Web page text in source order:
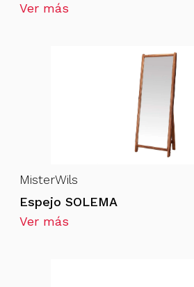
Ver más
MisterWils
Espejo SOLEMA
Ver más